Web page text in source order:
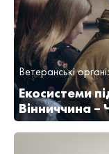
Ветеранські
Екосистеми
Вінниччина